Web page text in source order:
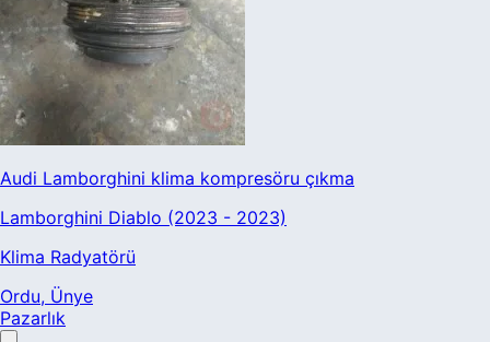
Audi Lamborghini klima kompresöru çıkma
Lamborghini Diablo (2023 - 2023)
Klima Radyatörü
Ordu, Ünye
Pazarlık